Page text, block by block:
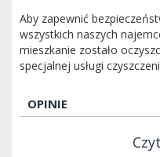
Aby zapewnić
wszystkich naszych
mieszkanie zostało
specjalnej usługi
OPINIE